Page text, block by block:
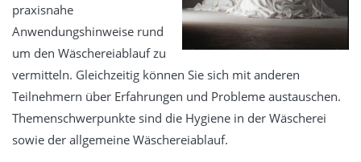
praxisnahe
Anwendungshinweise rund
um den Wäschereiablauf zu
vermitteln. Gleichzeitig können Sie sich mit anderen
Teilnehmern über Erfahrungen und Probleme austauschen.
Themenschwerpunkte sind die Hygiene in der Wäscherei
sowie der allgemeine Wäschereiablauf.